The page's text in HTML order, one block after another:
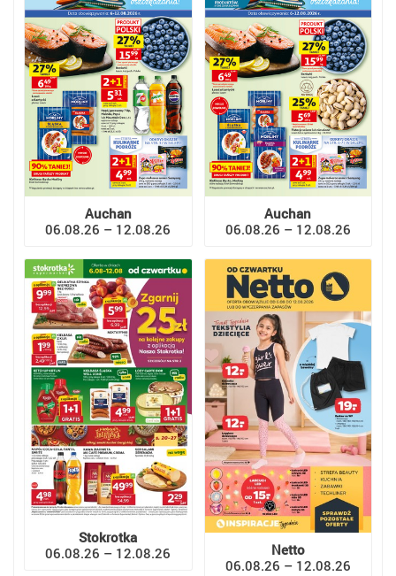
Auchan
06.08.26 – 12.08.26
Auchan
06.08.26 – 12.08.26
Stokrotka
06.08.26 – 12.08.26
Netto
06.08.26 – 12.08.26